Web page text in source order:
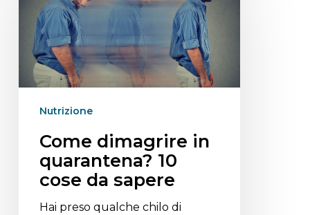
Nutrizione
Come dimagrire in
quarantena? 10
cose da sapere
Hai preso qualche chilo di